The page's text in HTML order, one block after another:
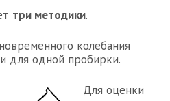
три методики.
колебания
для одной пробирки.
Для оценки